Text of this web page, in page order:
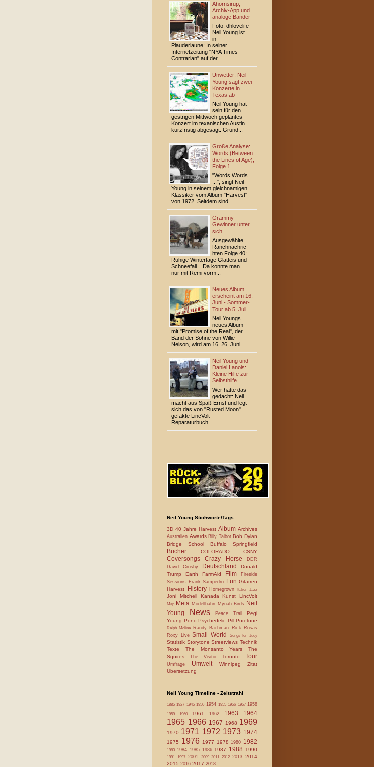
Ahornsirup,
Archiv-App und
analoge Bänder
Foto: dhlovelife
Neil Young ist
in
Plauderlaune: In seiner
Internetzeitung "NYA Times-
Contrarian" auf der...
Unwetter: Neil
Young sagt zwei
Konzerte in
Texas ab
Neil Young hat
sein für den
gestrigen Mittwoch geplantes
Konzert im texanischen Austin
kurzfristig abgesagt. Grund...
Große Analyse:
Words (Between
the Lines of Age),
Folge 1
"Words Words
...", singt Neil
Young in seinem gleichnamigen
Klassiker vom Album "Harvest"
von 1972. Seitdem sind...
Grammy-
Gewinner unter
sich
Ausgewählte
Ranchnachric
hten Folge 40:
Ruhige Wintertage Glatteis und
Schneefall... Da konnte man
nur mit Remi vorm...
Neues Album
erscheint am 16.
Juni - Sommer-
Tour ab 5. Juli
Neil Youngs
neues Album
mit "Promise of the Real", der
Band der Söhne von Willie
Nelson, wird am 16. 26. Juni...
Neil Young und
Daniel Lanois:
Kleine Hilfe zur
Selbsthilfe
Wer hätte das
gedacht: Neil
macht aus Spaß Ernst und legt
sich das von "Rusted Moon"
gefakte LincVolt-
Reparaturbuch...
Neil Young Stichworte/Tags
3D 40 Jahre Harvest Album Archives
Australien Awards Billy Talbot Bob Dylan
Bridge School Buffalo Springfield
Bücher COLORADO CSNY
CoversongsCrazy HorseDDR
David Crosby
Deutschland
Donald
Trump Earth FarmAid Film
Fireside
Sessions
Frank Sampedro Fun Gitarren
Harvest
History Homegrown Italien Jazz
Joni Mitchell Kanada Kunst LincVolt
Map MetaModellbahn Mynah Birds
Neil
Young
News Peace Trail Pegi
Young Pono Psychedelic Pill Puretone
Ralph Molina Randy Bachman
Rick Rosas
Roxy LiveSmall World Songs for Judy
Statistik StorytoneStreetviewsTechnik
Texte The Monsanto Years The
Squires The Visitor Toronto Tour
Umfrage Umwelt WinnipegZitat
Übersetzung
Neil Young Timeline - Zeitstrahl
18851927 19451950 1954 19551956 1957 1958
1959 1960 1961 1962 1963 1964
1965 1966 1967 1968 1969
1970 1971 1972 1973 1974
1975 1976 1977 19781980 1982
1983 1984 1985 19861987 19881990
1991 1997 2001 20092011201220132014
2015 2016 2017 2018